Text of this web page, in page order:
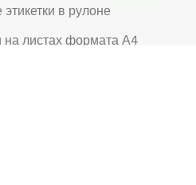
в рулоне
на листах формата А4